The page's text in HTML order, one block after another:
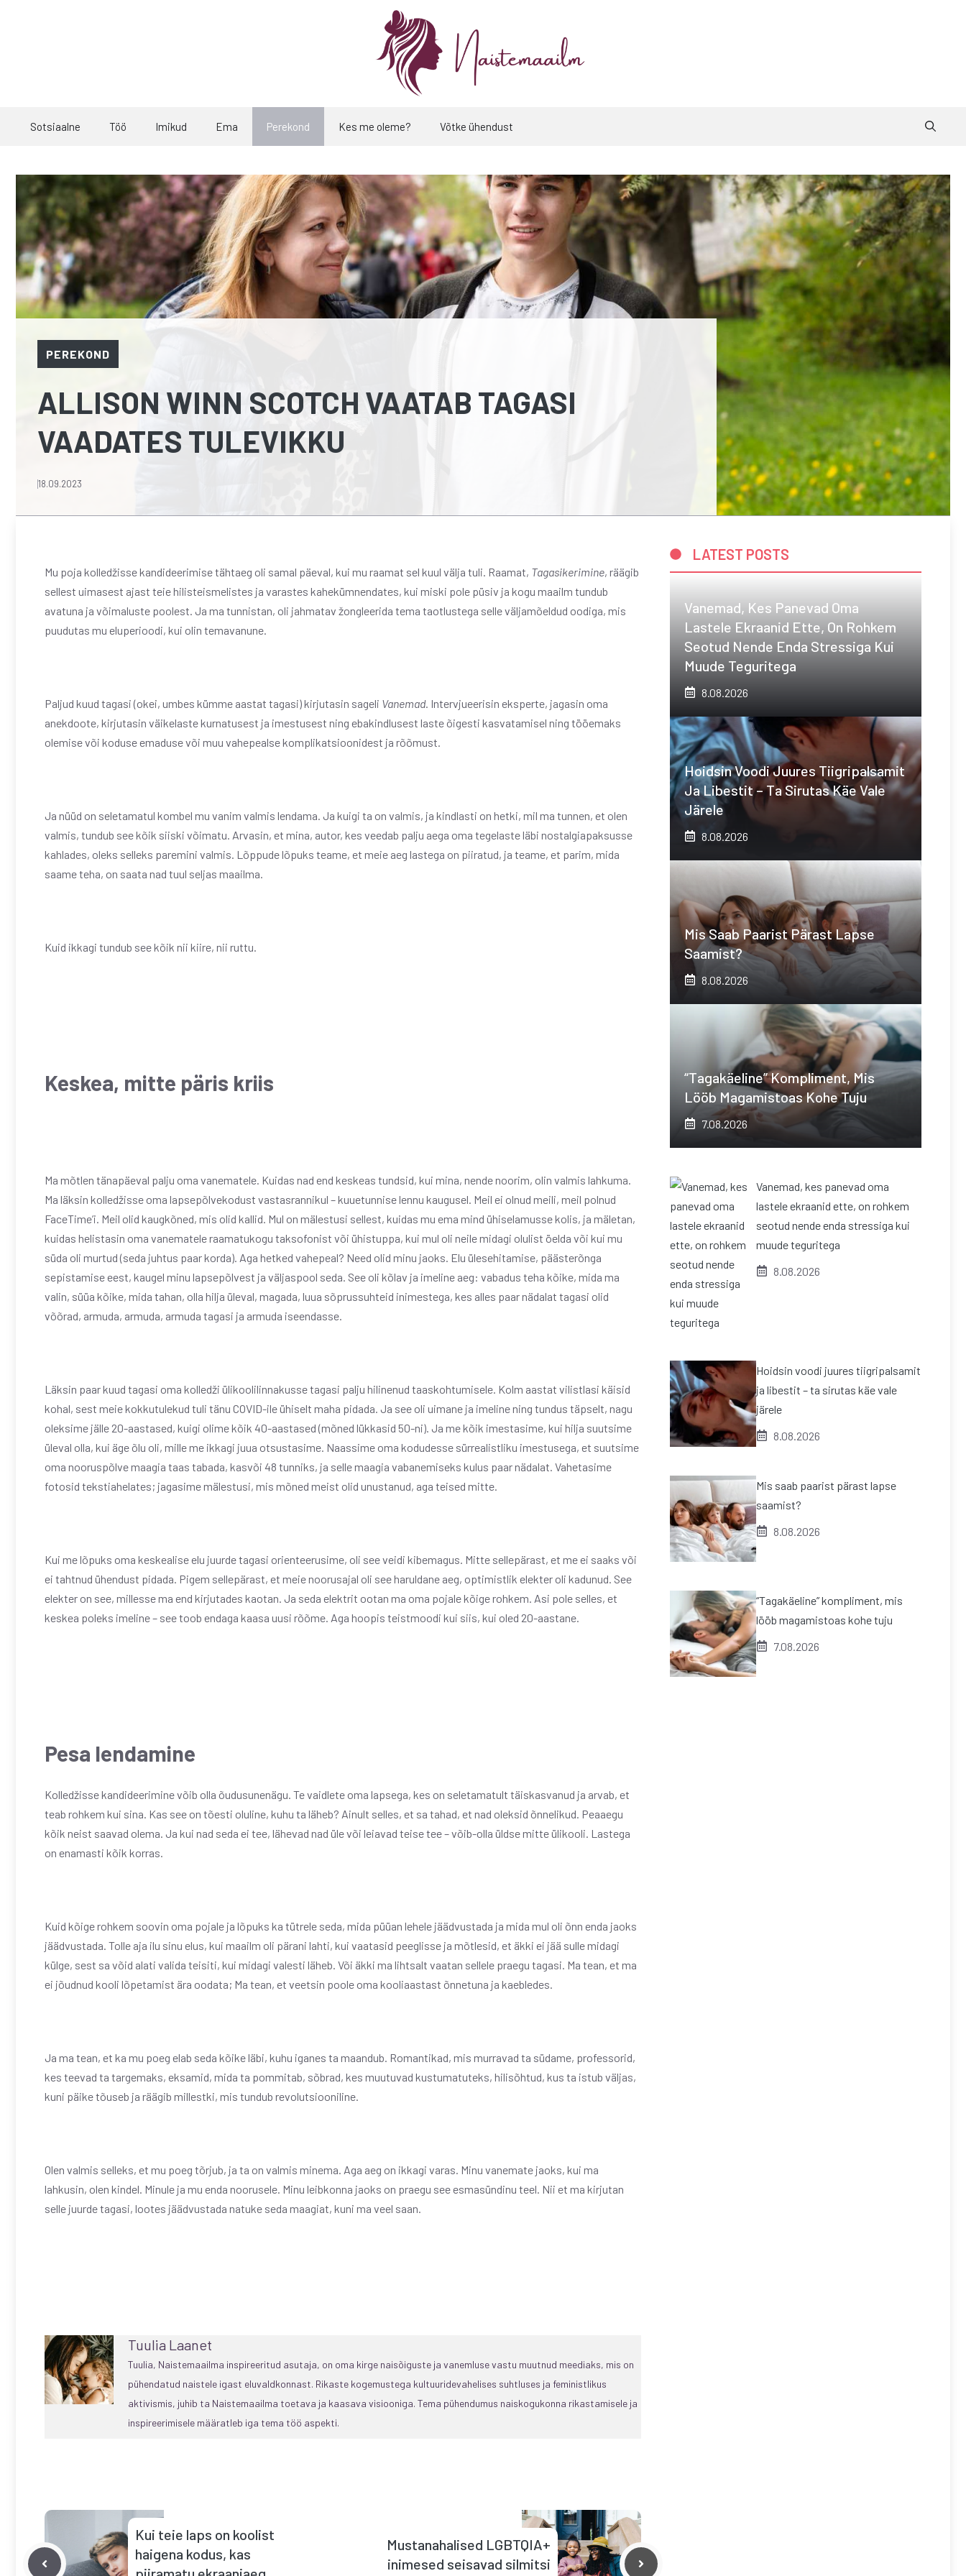
Sotsiaalne Töö Imikud Ema Perekond Kes me oleme? Võtke ühendust
PEREKOND
ALLISON WINN SCOTCH VAATAB TAGASI
VAADATES TULEVIKKU
18.09.2023
Mu poja kolledžisse kandideerimise tähtaeg oli samal päeval, kui mu raamat sel kuul välja tuli. Raamat, Tagasikerimine, räägib
sellest uimasest ajast teie hilisteismelistes ja varastes kahekümnendates, kui miski pole püsiv ja kogu maailm tundub
avatuna ja võimaluste poolest. Ja ma tunnistan, oli jahmatav žongleerida tema taotlustega selle väljamõeldud oodiga, mis
puudutas mu eluperioodi, kui olin temavanune.
Paljud kuud tagasi (okei, umbes kümme aastat tagasi) kirjutasin sageli Vanemad. Intervjueerisin eksperte, jagasin oma
anekdoote, kirjutasin väikelaste kurnatusest ja imestusest ning ebakindlusest laste õigesti kasvatamisel ning tööemaks
olemise või koduse emaduse või muu vahepealse komplikatsioonidest ja rõõmust.
Ja nüüd on seletamatul kombel mu vanim valmis lendama. Ja kuigi ta on valmis, ja kindlasti on hetki, mil ma tunnen, et olen
valmis, tundub see kõik siiski võimatu. Arvasin, et mina, autor, kes veedab palju aega oma tegelaste läbi nostalgiapaksusse
kahlades, oleks selleks paremini valmis. Lõppude lõpuks teame, et meie aeg lastega on piiratud, ja teame, et parim, mida
saame teha, on saata nad tuul seljas maailma.
Kuid ikkagi tundub see kõik nii kiire, nii ruttu.
Keskea, mitte päris kriis
Ma mõtlen tänapäeval palju oma vanematele. Kuidas nad end keskeas tundsid, kui mina, nende noorim, olin valmis lahkuma.
Ma läksin kolledžisse oma lapsepõlvekodust vastasrannikul – kuuetunnise lennu kaugusel. Meil ei olnud meili, meil polnud
FaceTime’i. Meil olid kaugkõned, mis olid kallid. Mul on mälestusi sellest, kuidas mu ema mind ühiselamusse kolis, ja mäletan,
kuidas helistasin oma vanematele raamatukogu taksofonist või ühistuppa, kui mul oli neile midagi olulist öelda või kui mu
süda oli murtud (seda juhtus paar korda). Aga hetked vahepeal? Need olid minu jaoks. Elu ülesehitamise, päästerõnga
sepistamise eest, kaugel minu lapsepõlvest ja väljaspool seda. See oli kõlav ja imeline aeg: vabadus teha kõike, mida ma
valin, süüa kõike, mida tahan, olla hilja üleval, magada, luua sõprussuhteid inimestega, kes alles paar nädalat tagasi olid
võõrad, armuda, armuda, armuda tagasi ja armuda iseendasse.
Läksin paar kuud tagasi oma kolledži ülikoolilinnakusse tagasi palju hilinenud taaskohtumisele. Kolm aastat vilistlasi käisid
kohal, sest meie kokkutulekud tuli tänu COVID-ile ühiselt maha pidada. Ja see oli uimane ja imeline ning tundus täpselt, nagu
oleksime jälle 20-aastased, kuigi olime kõik 40-aastased (mõned lükkasid 50-ni). Ja me kõik imestasime, kui hilja suutsime
üleval olla, kui äge õlu oli, mille me ikkagi juua otsustasime. Naassime oma kodudesse sürrealistliku imestusega, et suutsime
oma nooruspõlve maagia taas tabada, kasvõi 48 tunniks, ja selle maagia vabanemiseks kulus paar nädalat. Vahetasime
fotosid tekstiahelates; jagasime mälestusi, mis mõned meist olid unustanud, aga teised mitte.
Kui me lõpuks oma keskealise elu juurde tagasi orienteerusime, oli see veidi kibemagus. Mitte sellepärast, et me ei saaks või
ei tahtnud ühendust pidada. Pigem sellepärast, et meie noorusajal oli see haruldane aeg, optimistlik elekter oli kadunud. See
elekter on see, millesse ma end kirjutades kaotan. Ja seda elektrit ootan ma oma pojale kõige rohkem. Asi pole selles, et
keskea poleks imeline – see toob endaga kaasa uusi rõõme. Aga hoopis teistmoodi kui siis, kui oled 20-aastane.
Pesa lendamine
Kolledžisse kandideerimine võib olla õudusunenägu. Te vaidlete oma lapsega, kes on seletamatult täiskasvanud ja arvab, et
teab rohkem kui sina. Kas see on tõesti oluline, kuhu ta läheb? Ainult selles, et sa tahad, et nad oleksid õnnelikud. Peaaegu
kõik neist saavad olema. Ja kui nad seda ei tee, lähevad nad üle või leiavad teise tee – võib-olla üldse mitte ülikooli. Lastega
on enamasti kõik korras.
Kuid kõige rohkem soovin oma pojale ja lõpuks ka tütrele seda, mida püüan lehele jäädvustada ja mida mul oli õnn enda jaoks
jäädvustada. Tolle aja ilu sinu elus, kui maailm oli pärani lahti, kui vaatasid peeglisse ja mõtlesid, et äkki ei jää sulle midagi
külge, sest sa võid alati valida teisiti, kui midagi valesti läheb. Või äkki ma lihtsalt vaatan sellele praegu tagasi. Ma tean, et ma
ei jõudnud kooli lõpetamist ära oodata; Ma tean, et veetsin poole oma kooliaastast õnnetuna ja kaebledes.
Ja ma tean, et ka mu poeg elab seda kõike läbi, kuhu iganes ta maandub. Romantikad, mis murravad ta südame, professorid,
kes teevad ta targemaks, eksamid, mida ta pommitab, sõbrad, kes muutuvad kustumatuteks, hilisõhtud, kus ta istub väljas,
kuni päike tõuseb ja räägib millestki, mis tundub revolutsiooniline.
Olen valmis selleks, et mu poeg tõrjub, ja ta on valmis minema. Aga aeg on ikkagi varas. Minu vanemate jaoks, kui ma
lahkusin, olen kindel. Minule ja mu enda noorusele. Minu leibkonna jaoks on praegu see esmasündinu teel. Nii et ma kirjutan
selle juurde tagasi, lootes jäädvustada natuke seda maagiat, kuni ma veel saan.
Tuulia Laanet
Tuulia, Naistemaailma inspireeritud asutaja, on oma kirge naisõiguste ja vanemluse vastu muutnud meediaks, mis on
pühendatud naistele igast eluvaldkonnast. Rikaste kogemustega kultuuridevahelises suhtluses ja feministlikus
aktivismis, juhib ta Naistemaailma toetava ja kaasava visiooniga. Tema pühendumus naiskogukonna rikastamisele ja
inspireerimisele määratleb iga tema töö aspekti.
Kui teie laps on koolist
haigena kodus, kas
Mustanahalised LGBTQIA+
inimesed seisavad silmitsi
LATEST POSTS
Vanemad, Kes Panevad Oma
Lastele Ekraanid Ette, On Rohkem
Seotud Nende Enda Stressiga Kui
Muude Teguritega
8.08.2026
Hoidsin Voodi Juures Tiigripalsamit
Ja Libestit – Ta Sirutas Käe Vale
Järele
8.08.2026
Mis Saab Paarist Pärast Lapse
Saamist?
8.08.2026
“Tagakäeline” Kompliment, Mis
Lööb Magamistoas Kohe Tuju
7.08.2026
Vanemad, kes panevad oma
lastele ekraanid ette, on rohkem
seotud nende enda stressiga kui
muude teguritega
8.08.2026
Hoidsin voodi juures tiigripalsamit
ja libestit – ta sirutas käe vale
järele
8.08.2026
Mis saab paarist pärast lapse
saamist?
8.08.2026
“Tagakäeline” kompliment, mis
lööb magamistoas kohe tuju
7.08.2026